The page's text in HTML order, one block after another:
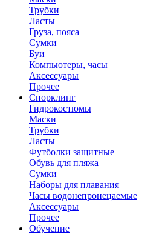
Трубки
Ласты
Груза, пояса
Сумки
Буи
Компьютеры, часы
Аксессуары
Прочее
Снорклинг
Гидрокостюмы
Маски
Трубки
Ласты
Футболки защитные
Обувь для пляжа
Сумки
Наборы для плавания
Часы водонепронецаемые
Аксессуары
Прочее
Обучение